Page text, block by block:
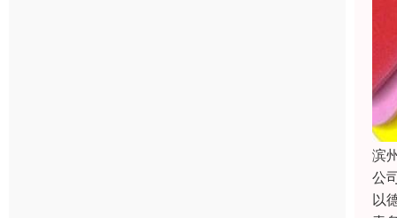
滨
公
以